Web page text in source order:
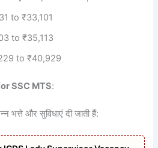
to ₹33,101
to ₹35,113
to ₹40,929
SSC MTS:
भत्ते और सुविधाएं दी जाती हैं: